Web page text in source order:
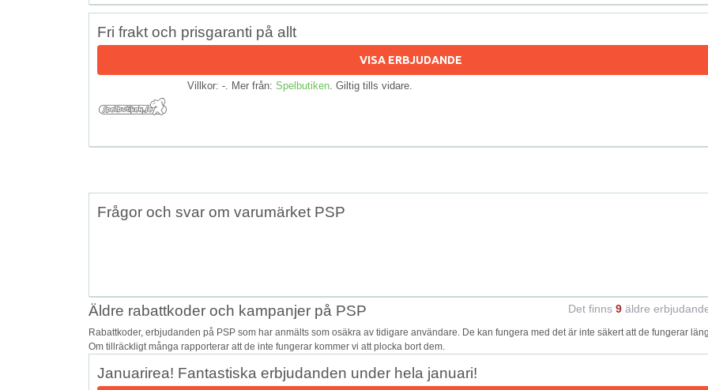
Fri frakt och prisgaranti på allt
VISA ERBJUDANDE
Villkor: -. Mer från: Spelbutiken . Giltig tills vidare.
Frågor och svar om varumärket PSP
Äldre rabattkoder och kampanjer på PSP Det finns 9 äldre
Rabattkoder, erbjudanden på PSP som har anmälts som osäkra av tidigare användare. De kan fungera med det är inte säkert att de fungerar
Om tillräckligt många rapporterar att de inte fungerar kommer vi att plocka bort dem.
Januarirea! Fantastiska erbjudanden under hela januari!